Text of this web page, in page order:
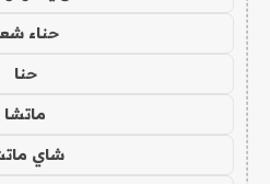
حناء
حنا
ماتشا
شاي